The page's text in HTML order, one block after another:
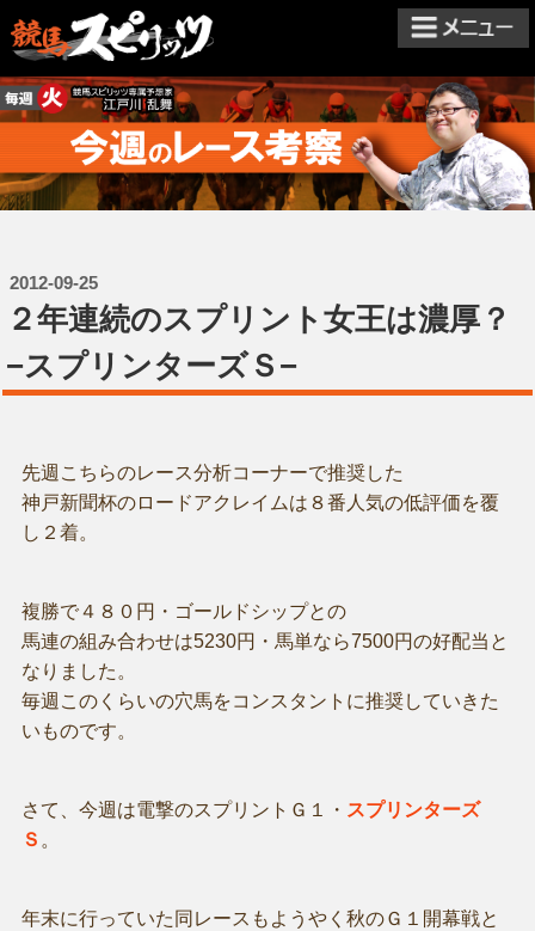
2012-09-25
２年連続のスプリント女王は濃厚？
−スプリンターズＳ−
先週こちらのレース分析コーナーで推奨した
神戸新聞杯のロードアクレイムは８番人気の低評価を覆
し２着。
複勝で４８０円・ゴールドシップとの
馬連の組み合わせは5230円・馬単なら7500円の好配当と
なりました。
毎週このくらいの穴馬をコンスタントに推奨していきた
いものです。
さて、今週は電撃のスプリントＧ１・ スプリンターズ
Ｓ 。
年末に行っていた同レースもようやく秋のＧ１開幕戦と